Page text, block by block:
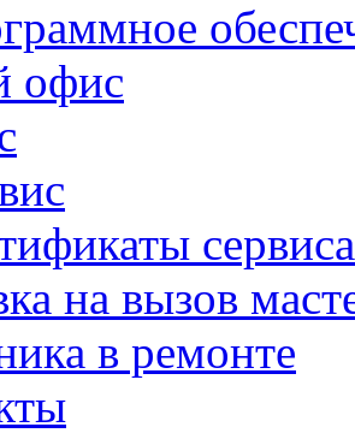
офис
сервиса
на вызов
в ремонте